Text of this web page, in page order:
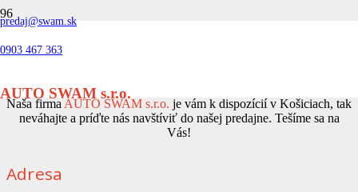
predaj@swam.sk
0903 467 363
AUTO SWAM s.r.o.
KONTAKT
Naša firma AUTO SWAM s.r.o. je vám k dispozícií v Košiciach, tak
neváhajte a príďte nás navštíviť do našej predajne. Tešíme sa na
Vás!
Adresa